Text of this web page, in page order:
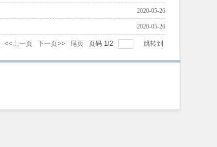
2020-05-26
2020-05-26
<<上一页 下一页>> 尾页 页码 1/2 跳转到